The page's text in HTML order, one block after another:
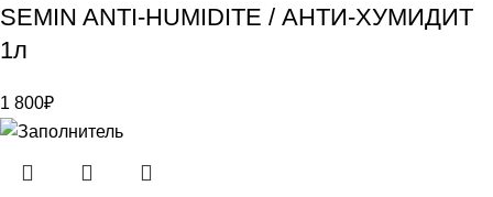
SEMIN ANTI-HUMIDITE / АНТИ-ХУМИДИТ
1л
1 800₽